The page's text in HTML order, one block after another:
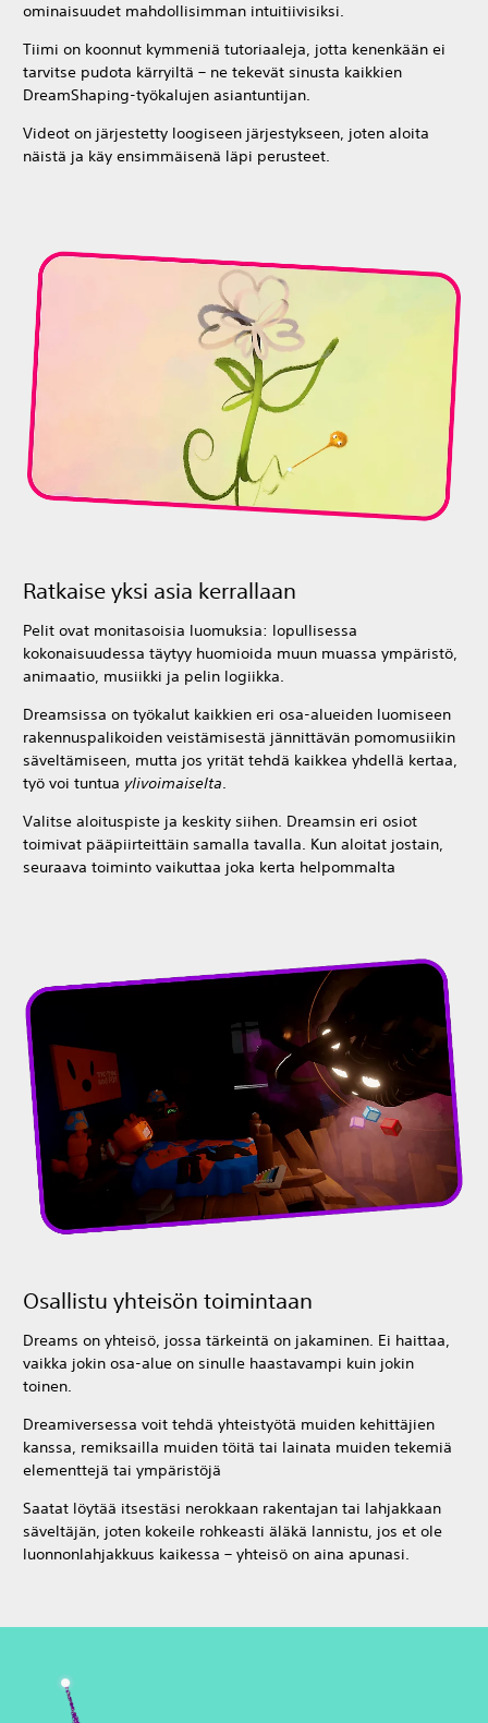
ominaisuudet mahdollisimman intuitiivisiksi.
Tiimi on koonnut kymmeniä tutoriaaleja, jotta kenenkään ei
tarvitse pudota kärryiltä – ne tekevät sinusta kaikkien
DreamShaping-työkalujen asiantuntijan.
Videot on järjestetty loogiseen järjestykseen, joten aloita
näistä ja käy ensimmäisenä läpi perusteet.
Ratkaise yksi asia kerrallaan
Pelit ovat monitasoisia luomuksia: lopullisessa
kokonaisuudessa täytyy huomioida muun muassa ympäristö,
animaatio, musiikki ja pelin logiikka.
Dreamsissa on työkalut kaikkien eri osa-alueiden luomiseen
rakennuspalikoiden veistämisestä jännittävän pomomusiikin
säveltämiseen, mutta jos yrität tehdä kaikkea yhdellä kertaa,
työ voi tuntua ylivoimaiselta.
Valitse aloituspiste ja keskity siihen. Dreamsin eri osiot
toimivat pääpiirteittäin samalla tavalla. Kun aloitat jostain,
seuraava toiminto vaikuttaa joka kerta helpommalta
Osallistu yhteisön toimintaan
Dreams on yhteisö, jossa tärkeintä on jakaminen. Ei haittaa,
vaikka jokin osa-alue on sinulle haastavampi kuin jokin
toinen.
Dreamiversessa voit tehdä yhteistyötä muiden kehittäjien
kanssa, remiksailla muiden töitä tai lainata muiden tekemiä
elementtejä tai ympäristöjä
Saatat löytää itsestäsi nerokkaan rakentajan tai lahjakkaan
säveltäjän, joten kokeile rohkeasti äläkä lannistu, jos et ole
luonnonlahjakkuus kaikessa – yhteisö on aina apunasi.